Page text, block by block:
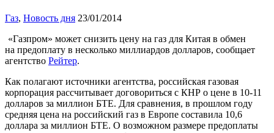
Газ, Новость дня 23/01/2014
«Газпром» может снизить цену на газ для Китая в обмен
на предоплату в несколько миллиардов долларов, сообщает
агентство Рейтер.
Как полагают источники агентства, российская газовая
корпорация рассчитывает договориться с КНР о цене в 10-11
долларов за миллион БТЕ. Для сравнения, в прошлом году
средняя цена на российский газ в Европе составила 10,6
доллара за миллион БТЕ. О возможном размере предоплаты